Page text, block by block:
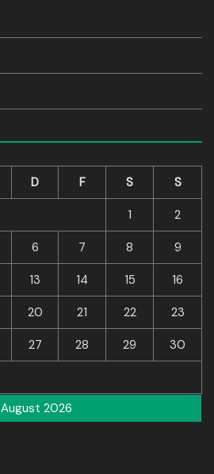
August 2026
D F S S
1 2
6 7 8 9
13 14 15 16
20 21 22 23
27 28 29 30